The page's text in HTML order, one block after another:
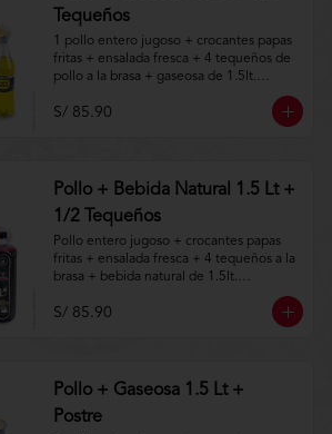
Tequeños
1 pollo entero jugoso + crocantes papas
fritas + ensalada fresca + 4 tequeños de
pollo a la brasa + gaseosa de 1.5lt.
Aplica terminos y
condiciones.https://www.lenaycarbon.co
S/ 85.90
Pollo + Bebida Natural 1.5 Lt +
1/2 Tequeños
Pollo entero jugoso + crocantes papas
fritas + ensalada fresca + 4 tequeños a la
brasa + bebida natural de 1.5lt.
Aplica terminos y
condiciones.https://www.lenaycarbon.co
S/ 85.90
Pollo + Gaseosa 1.5 Lt +
Postre